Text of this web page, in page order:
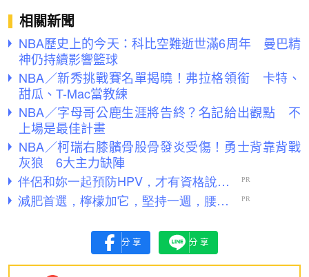
相關新聞
NBA歷史上的今天：科比空難逝世滿6周年 曼巴精
神仍持續影響籃球
NBA／新秀挑戰賽名單揭曉！弗拉格領銜 卡特、
甜瓜、T-Mac當教練
NBA／字母哥公鹿生涯將告終？名記給出觀點 不
上場是最佳計畫
NBA／柯瑞右膝髕骨股骨發炎受傷！勇士背靠背戰
灰狼 6大主力缺陣
分享 分享